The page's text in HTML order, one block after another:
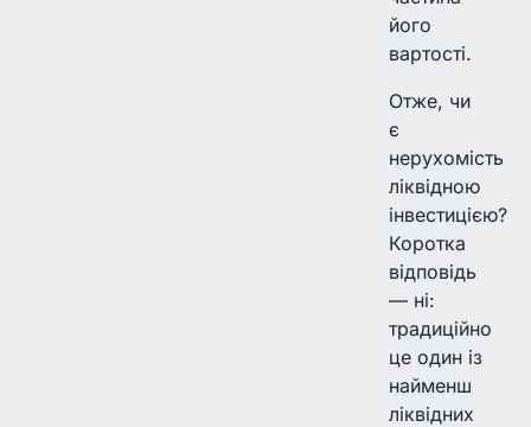
його
вартості.
Отже, чи
є
нерухомість
ліквідною
інвестицією?
Коротка
відповідь
— ні:
традиційно
це один із
найменш
ліквідних